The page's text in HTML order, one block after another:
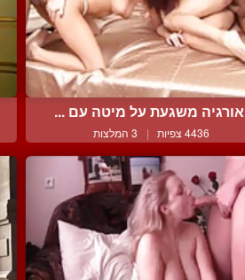
אורגיה משגעת על מיטה עם ...
4436 צפיות | 3 המלצות